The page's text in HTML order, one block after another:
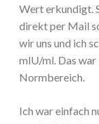
Wert erkundigt.
direkt per Mail
wir uns und ich
mlU/ml. Das war
Normbereich.
Ich war einfach